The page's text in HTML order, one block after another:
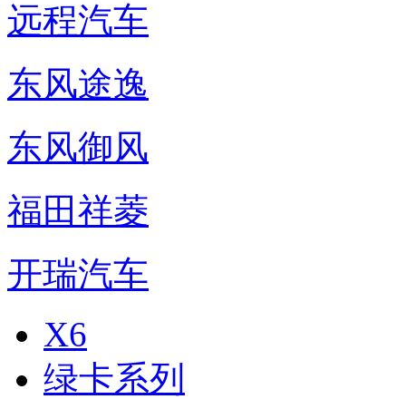
远程汽车
东风途逸
东风御风
福田祥菱
开瑞汽车
X6
绿卡系列